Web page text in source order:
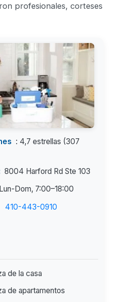
profesionales, corteses
: 4,7 estrellas (307
8004 Harford Rd Ste 103
Dom, 7:00–18:00
410-443-0910
de la casa
de apartamentos